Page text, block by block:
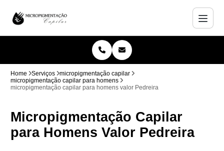
Home Serviços
micropigmentação capilar
micropigmentação capilar para homens
micropigmentação capilar para homens valor Pedreira
Micropigmentação Capilar
para Homens Valor Pedreira